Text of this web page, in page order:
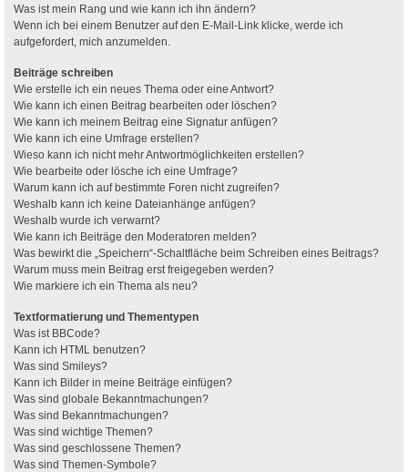
Was ist mein Rang und wie kann ich ihn ändern?
Wenn ich bei einem Benutzer auf den E-Mail-Link klicke, werde ich
aufgefordert, mich anzumelden.
Beiträge schreiben
Wie erstelle ich ein neues Thema oder eine Antwort?
Wie kann ich einen Beitrag bearbeiten oder löschen?
Wie kann ich meinem Beitrag eine Signatur anfügen?
Wie kann ich eine Umfrage erstellen?
Wieso kann ich nicht mehr Antwortmöglichkeiten erstellen?
Wie bearbeite oder lösche ich eine Umfrage?
Warum kann ich auf bestimmte Foren nicht zugreifen?
Weshalb kann ich keine Dateianhänge anfügen?
Weshalb wurde ich verwarnt?
Wie kann ich Beiträge den Moderatoren melden?
Was bewirkt die „Speichern“-Schaltfläche beim Schreiben eines Beitrags?
Warum muss mein Beitrag erst freigegeben werden?
Wie markiere ich ein Thema als neu?
Textformatierung und Thementypen
Was ist BBCode?
Kann ich HTML benutzen?
Was sind Smileys?
Kann ich Bilder in meine Beiträge einfügen?
Was sind globale Bekanntmachungen?
Was sind Bekanntmachungen?
Was sind wichtige Themen?
Was sind geschlossene Themen?
Was sind Themen-Symbole?